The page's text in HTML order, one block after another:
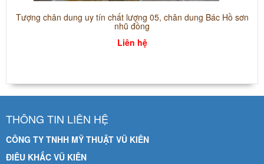
Tượng chân dung uy tín chất lượng 05, chân dung Bác Hồ sơn
nhũ đồng
Liên hệ
THÔNG TIN LIÊN HỆ
CÔNG TY TNHH MỸ THUẬT VŨ KIÊN
ĐIÊU KHẮC VŨ KIÊN